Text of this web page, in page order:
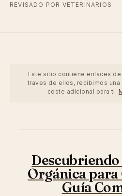
REVISADO POR VETERINARIOS
Este sitio contiene enlaces
traves de ellos, recibimos
coste adicional para ti.
Orgánica para
Guía